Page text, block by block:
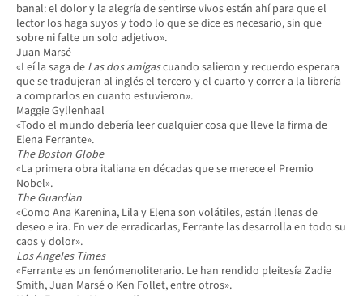
banal: el dolor y la alegría de sentirse vivos están ahí para que el
lector los haga suyos y todo lo que se dice es necesario, sin que
sobre ni falte un solo adjetivo».
Juan Marsé
«Leí la saga de Las dos amigascuando salieron y recuerdo esperara
que se tradujeran al inglés el tercero y el cuarto y correr a la librería
a comprarlos en cuanto estuvieron».
Maggie Gyllenhaal
«Todo el mundo debería leer cualquier cosa que lleve la firma de
Elena Ferrante».
The Boston Globe
«La primera obra italiana en décadas que se merece el Premio
Nobel».
The Guardian
«Como Ana Karenina, Lila y Elena son volátiles, están llenas de
deseo e ira. En vez de erradicarlas, Ferrante las desarrolla en todo su
caos y dolor».
Los Angeles Times
«Ferrante es un fenómenoliterario. Le han rendido pleitesía Zadie
Smith, Juan Marsé o Ken Follet, entre otros».